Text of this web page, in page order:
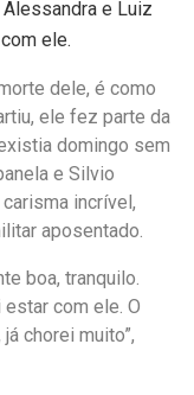
e Luiz
ele.
dele, é como
ele fez parte da
domingo sem
e Silvio
incrível,
aposentado.
boa, tranquilo.
com ele. O
chorei muito”,